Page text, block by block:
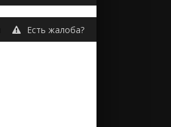
Есть жалоба?